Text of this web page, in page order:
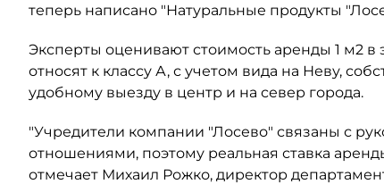
теперь написано "Натуральные продукты
Эксперты оценивают стоимость аренды 1 м2
относят к классу А, с учетом вида на Неву,
удобному выезду в центр и на север города.
"Учредители компании "Лосево" связаны с
отношениями, поэтому реальная ставка
отмечает Михаил Рожко, директор